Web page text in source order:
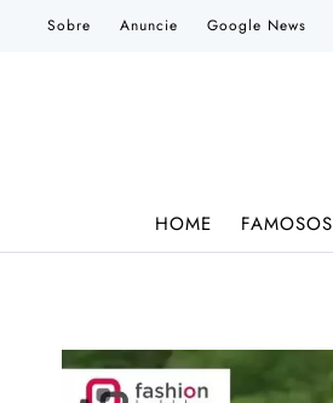
Sobre Anuncie Google News
HOME FAMOSOS